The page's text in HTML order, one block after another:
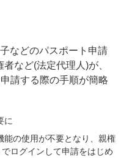
などのパスポート申請
など(法定代理人)が、
請する際の手順が簡略
に
能の使用が不要となり、親権
ログインして申請をはじめ